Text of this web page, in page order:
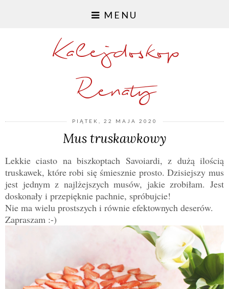
MENU
Kalejdoskop
Renaty
PIĄTEK, 22 MAJA 2020
Mus truskawkowy
Lekkie ciasto na biszkoptach Savoiardi, z dużą ilością
truskawek, które robi się śmiesznie prosto. Dzisiejszy mus
jest jednym z najlżejszych musów, jakie zrobiłam. Jest
doskonały i przepięknie pachnie, spróbujcie!
Nie ma wielu prostszych i równie efektownych deserów.
Zapraszam :-)